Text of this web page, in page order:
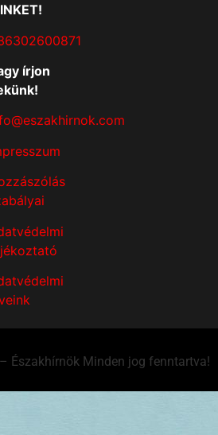
írjon
Északhírnök Minden jog fenntartva!